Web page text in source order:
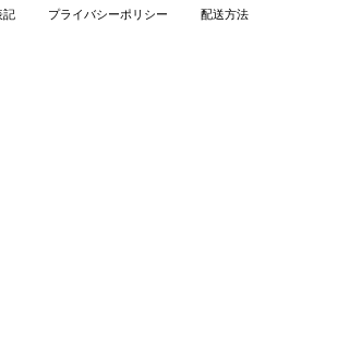
記
プライバシーポリシー 配送方法